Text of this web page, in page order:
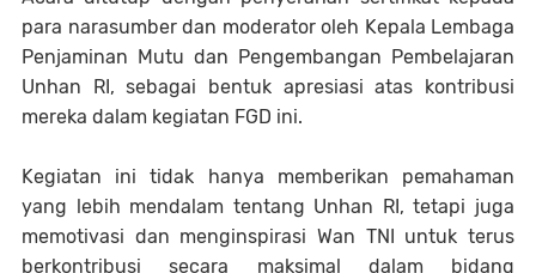
para narasumber dan moderator oleh Kepala Lembaga
Penjaminan Mutu dan Pengembangan Pembelajaran
Unhan RI, sebagai bentuk apresiasi atas kontribusi
mereka dalam kegiatan FGD ini.
Kegiatan ini tidak hanya memberikan pemahaman
yang lebih mendalam tentang Unhan RI, tetapi juga
memotivasi dan menginspirasi Wan TNI untuk terus
berkontribusi secara maksimal dalam bidang